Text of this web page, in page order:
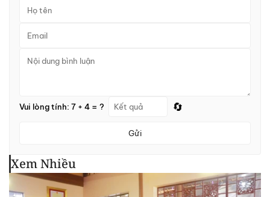
Vui lòng tính: 7 + 4 = ? 🔄
Gửi
Xem Nhiều